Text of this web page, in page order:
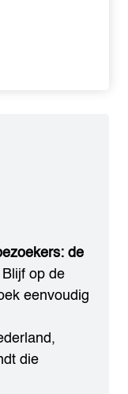
de
Blijf op de
eenvoudig
die